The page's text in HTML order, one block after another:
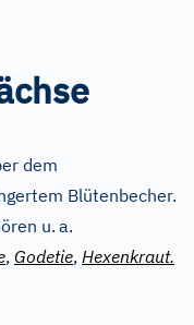
dem
Blütenbecher.
u. a.
, Godetie, Hexenkraut.